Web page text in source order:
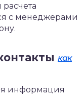
с менеджерами
как
информация